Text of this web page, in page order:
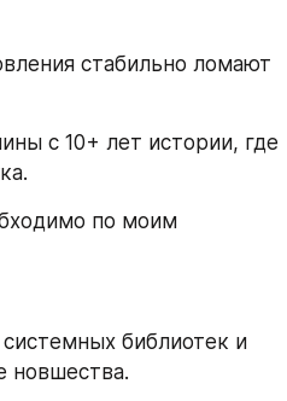
стабильно ломают
с 10+ лет истории, где
по моим
библиотек и
новшества.